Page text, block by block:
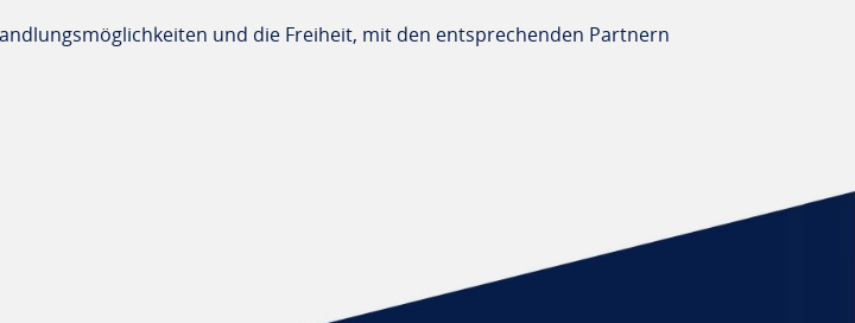
und die Freiheit, mit den entsprechenden Partnern